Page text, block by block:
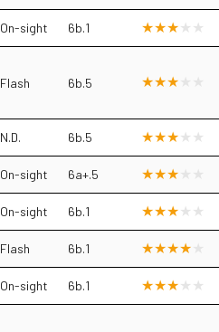
On-sight 6b.1
Flash 6b.5
N.D. 6b.5
On-sight 6a+.5
On-sight 6b.1
Flash 6b.1
On-sight 6b.1